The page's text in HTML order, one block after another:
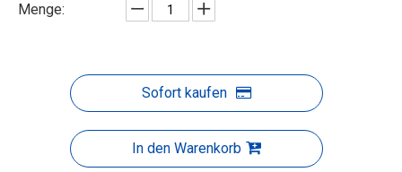
Menge:
Sofort kaufen
In den Warenkorb